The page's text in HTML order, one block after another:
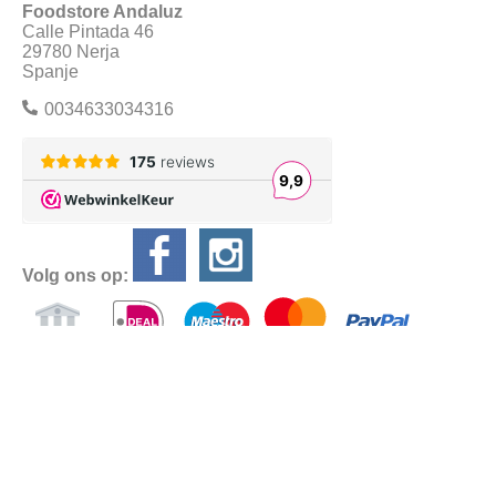
Foodstore Andaluz
Calle Pintada 46
29780 Nerja
Spanje
0034633034316
Volg ons op: